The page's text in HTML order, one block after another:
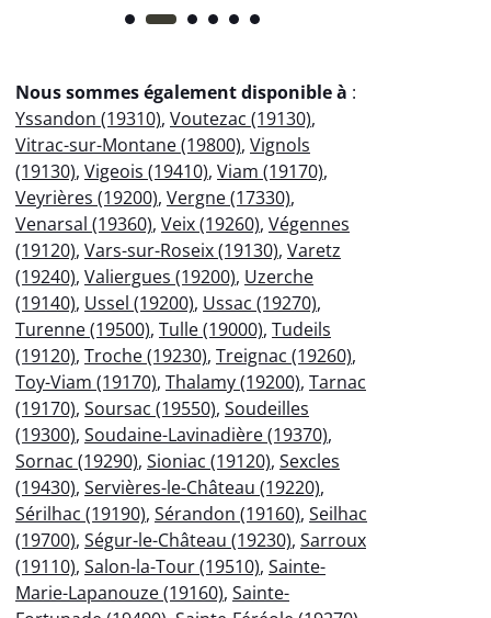
Nous sommes également disponible à :
Yssandon (19310), Voutezac (19130),
Vitrac-sur-Montane (19800), Vignols
(19130), Vigeois (19410), Viam (19170),
Veyrières (19200), Vergne (17330),
Venarsal (19360), Veix (19260), Végennes
(19120), Vars-sur-Roseix (19130), Varetz
(19240), Valiergues (19200), Uzerche
(19140), Ussel (19200), Ussac (19270),
Turenne (19500), Tulle (19000), Tudeils
(19120), Troche (19230), Treignac (19260),
Toy-Viam (19170), Thalamy (19200), Tarnac
(19170), Soursac (19550), Soudeilles
(19300), Soudaine-Lavinadière (19370),
Sornac (19290), Sioniac (19120), Sexcles
(19430), Servières-le-Château (19220),
Sérilhac (19190), Sérandon (19160), Seilhac
(19700), Ségur-le-Château (19230), Sarroux
(19110), Salon-la-Tour (19510), Sainte-
Marie-Lapanouze (19160), Sainte-